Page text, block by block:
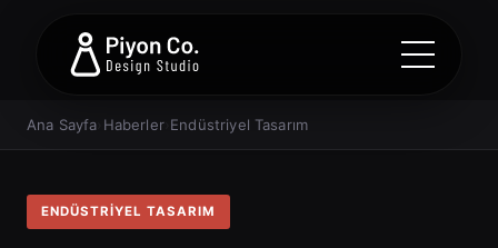
Ana Sayfa Haberler› Endüstriyel Tasarım
ENDÜSTRIYEL TASARIM